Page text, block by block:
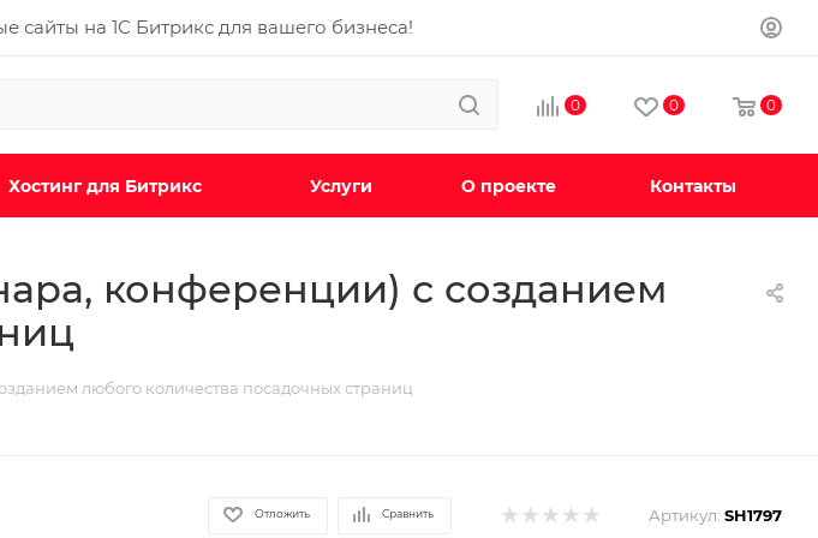
сайты на 1С Битрикс для вашего бизнеса!
0 0 0
Хостинг для Битрикс Услуги О проекте Контакты
конференции) с созданием
любого количества посадочных страниц
Отложить Сравнить Артикул: SH1797